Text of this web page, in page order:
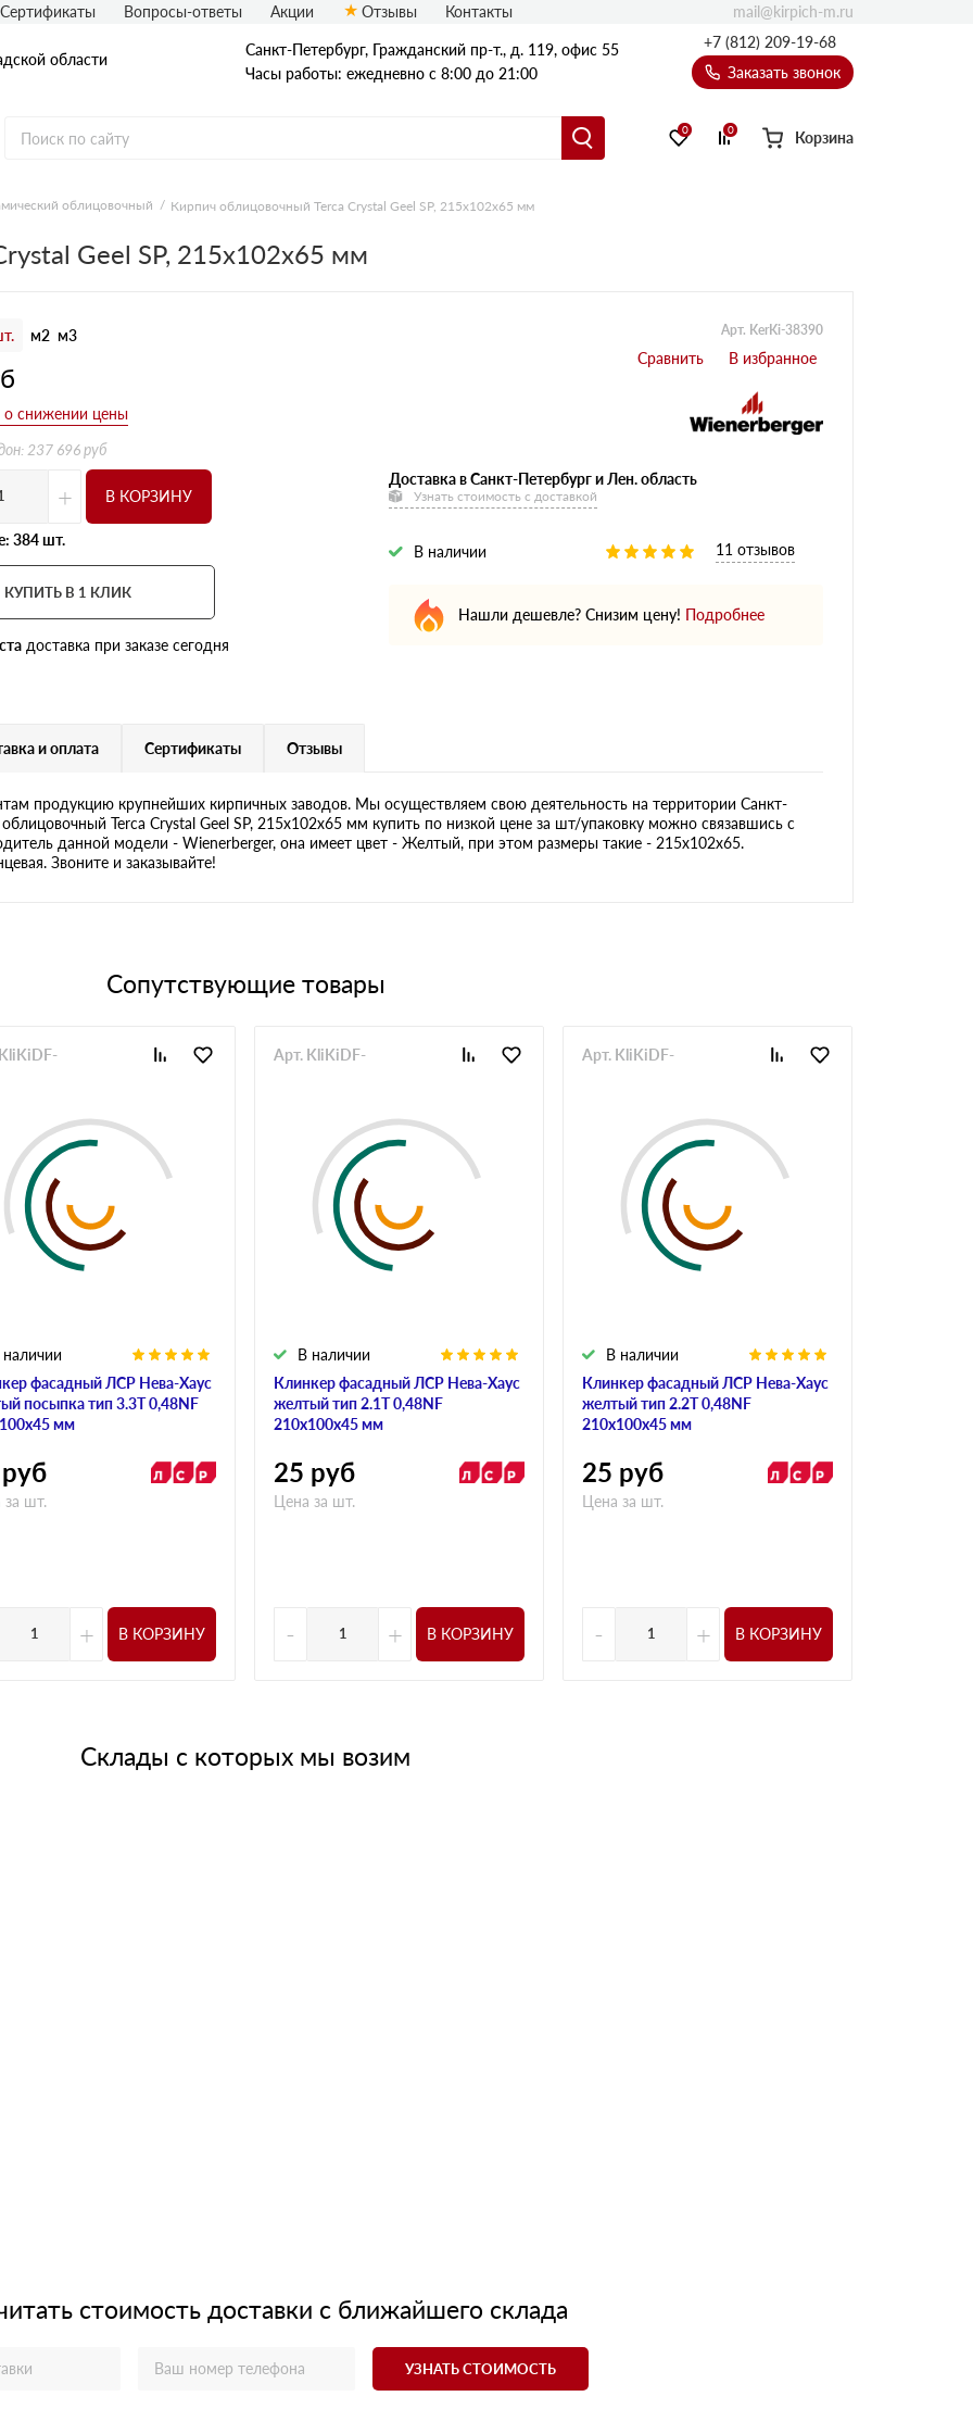
области
Санкт-Петербург, Граждaнский пр-т., д. 119, офис 55
Часы работы: ежедневно с 8:00 до 21:00
+7 (812) 209-19-68
Заказать звонок
Рядовой кирпич
Полнотелый
0 0 Корзина
Сертификаты Вопросы-ответы Акции Отзывы Контакты mail@kirpich-m.ru
облицовочный Кирпич облицовочный Terca Crystal Geel SP, 215х102х65 мм
Geel SP, 215х102х65 мм
м2 м3
237 696 руб
Арт. KerKi-38390
+ В КОРЗИНУ
384 шт.
КУПИТЬ В 1 КЛИК
доставка при заказе сегодня
Доставка в Санкт-Петербург и Лен. область
Узнать стоимость с доставкой
В наличии 11 отзывов
Нашли дешевле? Снизим цену! Подробнее
и оплата Сертификаты Отзывы
продукцию крупнейших кирпичных заводов. Мы осуществляем свою деятельность на территории Санкт-
Terca Crystal Geel SP, 215х102х65 мм купить по низкой цене за шт/упаковку можно связавшись с
данной модели - Wienerberger, она имеет цвет - Желтый, при этом размеры такие - 215х102х65.
Звоните и заказывайте!
Сопутствующие товары
фасадный ЛСР Нева-Хаус
посыпка тип 3.3Т 0,48NF
мм
за шт.
+ В КОРЗИНУ
Клинкер фасадный ЛСР Нева-Хаус
желтый тип 2.1Т 0,48NF
210х100х45 мм
В наличии
Арт. KliKiDF-
25 руб
Цена за шт.
- + В КОРЗИНУ
Клинкер фасадный ЛСР Нева-Хаус
желтый тип 2.2Т 0,48NF
210х100х45 мм
В наличии
Арт. KliKiDF-
25 руб
Цена за шт.
- + В КОРЗИНУ
Склады с которых мы возим
стоимость доставки с ближайшего склада
УЗНАТЬ СТОИМОСТЬ